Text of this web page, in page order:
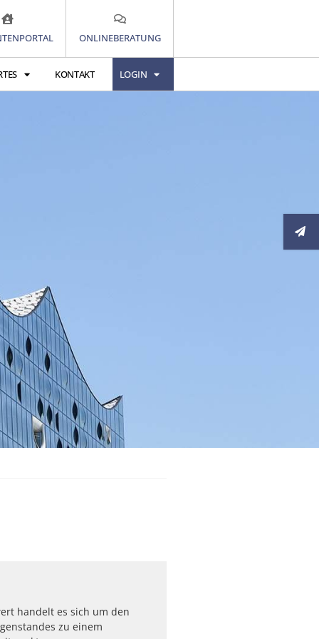
ONLINEBERATUNG
KONTAKT LOGIN
handelt es sich um den
zu einem